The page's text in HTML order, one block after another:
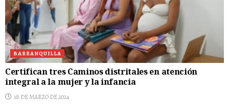
BARRANQUILLA
Certifican tres Caminos distritales en atención
integral a la mujer y la infancia
18 DE MARZO DE 2024